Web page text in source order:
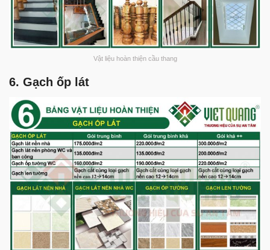
Vật liệu hoàn thiện cầu thang
6. Gạch ốp lát